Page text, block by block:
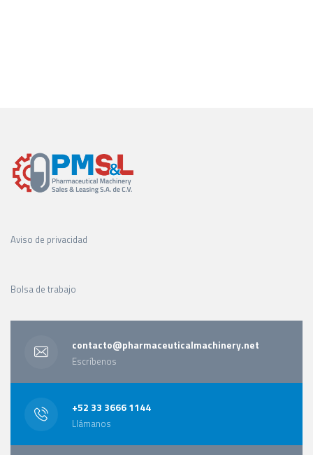
Aviso de privacidad
Bolsa de trabajo
contacto@pharmaceuticalmachinery.net
Escríbenos
+52 33 3666 1144
Llámanos